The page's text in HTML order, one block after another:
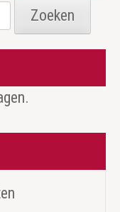
Zoeken